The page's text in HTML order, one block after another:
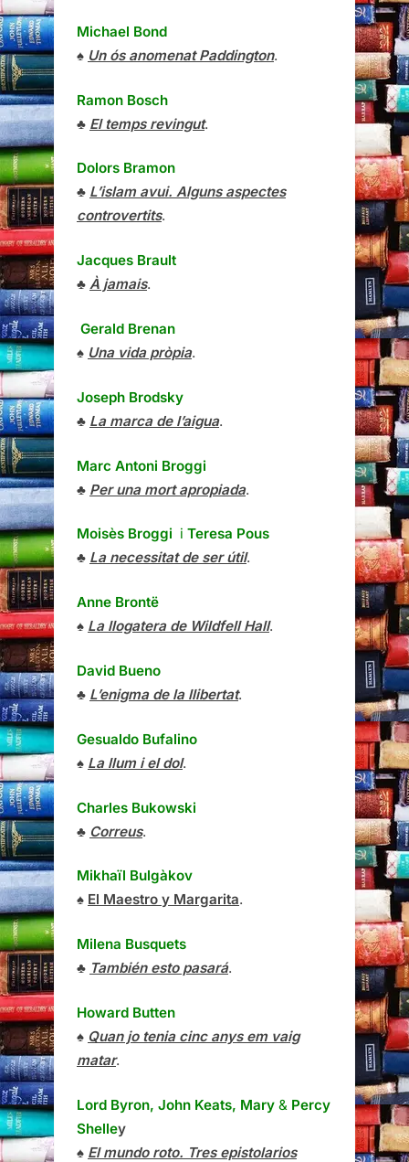
Michael Bond
♠ Un ós anomenat Paddington.
Ramon Bosch
♣ El temps revingut.
Dolors Bramon
♣ L’islam avui. Alguns aspectes
controvertits.
Jacques Brault
♣ À jamais.
Gerald Brenan
♠ Una vida pròpia.
Joseph Brodsky
♣ La marca de l’aigua.
Marc Antoni Broggi
♣ Per una mort apropiada.
Moisès Broggi i Teresa Pous
♣ La necessitat de ser útil.
Anne Brontë
♠ La llogatera de Wildfell Hall.
David Bueno
♣ L’enigma de la llibertat.
Gesualdo Bufalino
♠ La llum i el dol.
Charles Bukowski
♣ Correus.
Mikhaïl Bulgàkov
♠ El Maestro y Margarita.
Milena Busquets
♣ También esto pasará.
Howard Butten
♠ Quan jo tenia cinc anys em vaig
matar.
Lord Byron, John Keats, Mary & Percy
Shelley
♠ El mundo roto. Tres epistolarios